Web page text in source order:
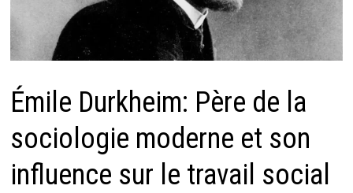
Émile Durkheim: Père de la
sociologie moderne et son
influence sur le travail social